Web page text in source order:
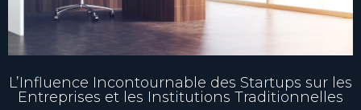
L’Influence Incontournable des Startups sur les
Entreprises et les Institutions Traditionnelles